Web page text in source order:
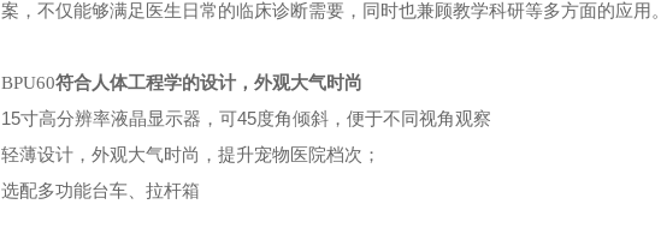
案，不仅能够满足医生日常的临床诊断需要，同时也兼顾教学科研等多方面的应用。
BPU60符合人体工程学的设计，外观大气时尚
15寸高分辨率液晶显示器，可45度角倾斜，便于不同视角观察
轻薄设计，外观大气时尚，提升宠物医院档次；
选配多功能台车、拉杆箱